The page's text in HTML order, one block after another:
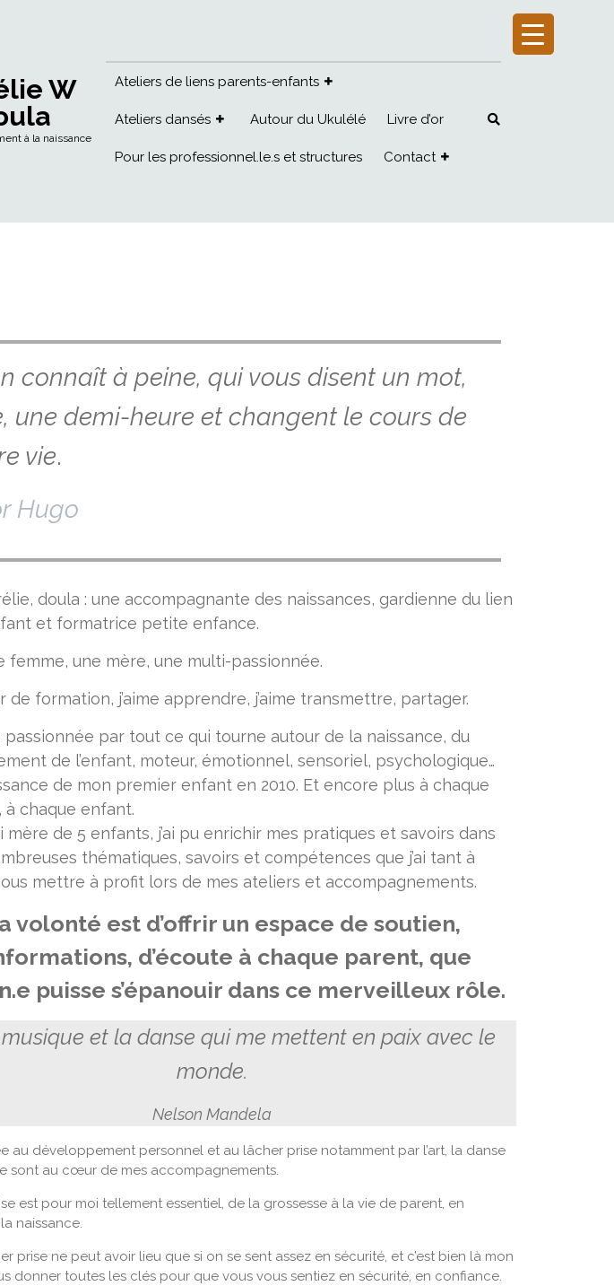
W
à la naissance
Ateliers de liens parents-enfants
Ateliers dansés Autour du Ukulélé Livre d’or
Pour les professionnel.le.s et structures Contact
connaît à peine, qui vous disent un mot,
une demi-heure et changent le cours de
vie.
Hugo
doula : une accompagnante des naissances, gardienne du lien
et formatrice petite enfance.
femme, une mère, une multi-passionnée.
de formation, j’aime apprendre, j’aime transmettre, partager.
passionnée par tout ce qui tourne autour de la naissance, du
de l’enfant, moteur, émotionnel, sensoriel, psychologique…
de mon premier enfant en 2010. Et encore plus à chaque
à chaque enfant.
mère de 5 enfants, j’ai pu enrichir mes pratiques et savoirs dans
thématiques, savoirs et compétences que j’ai tant à
mettre à profit lors de mes ateliers et accompagnements.
volonté est d’offrir un espace de soutien,
d’écoute à chaque parent, que
puisse s’épanouir dans ce merveilleux rôle.
musique et la danse qui me mettent en paix avec le
monde.
Nelson Mandela
au développement personnel et au lâcher prise notamment par l’art, la danse
sont au cœur de mes accompagnements.
est pour moi tellement essentiel, de la grossesse à la vie de parent, en
naissance.
prise ne peut avoir lieu que si on se sent assez en sécurité, et c’est bien là mon
donner toutes les clés pour que vous vous sentiez en sécurité, en confiance.